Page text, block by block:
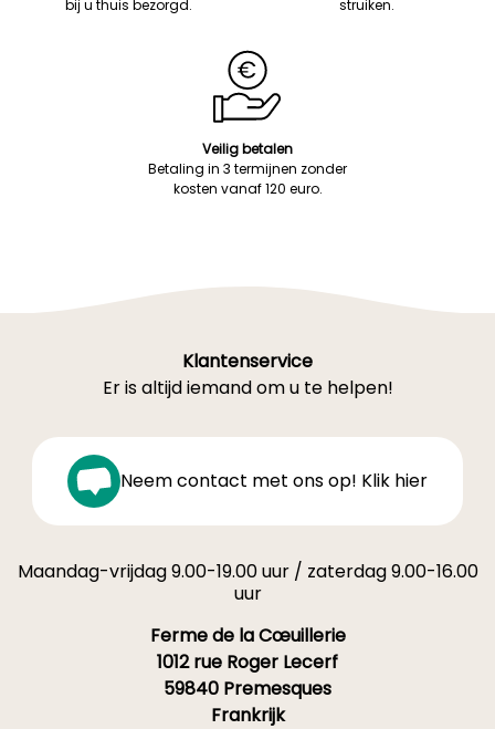
bij u thuis bezorgd.
struiken.
Veilig betalen
Betaling in 3 termijnen zonder
kosten vanaf 120 euro.
Klantenservice
Er is altijd iemand om u te helpen!
Neem contact met ons op! Klik hier
Maandag-vrijdag 9.00-19.00 uur / zaterdag 9.00-16.00
uur
Ferme de la Cœuillerie
1012 rue Roger Lecerf
59840 Premesques
Frankrijk